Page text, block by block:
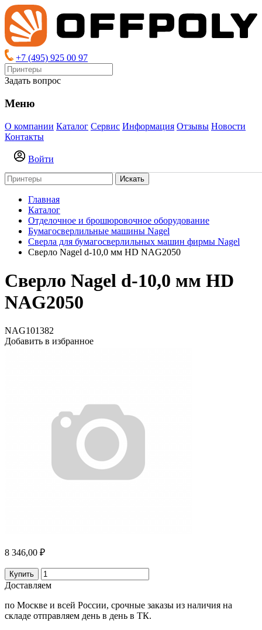
+7 (495) 925 00 97
Задать вопрос
Меню
О компании Каталог Сервис Информация Отзывы Новости
Контакты
Войти
Искать
Главная
Каталог
Отделочное и брошюровочное оборудование
Бумагосверлильные машины Nagel
Сверла для бумагосверлильных машин фирмы Nagel
Сверло Nagel d-10,0 мм HD NAG2050
Сверло Nagel d-10,0 мм HD
NAG2050
NAG101382
Добавить в избранное
8 346,00 ₽
Купить
Доставляем
по Москве и всей России, срочные заказы из наличия на
складе отправляем день в день в ТК.